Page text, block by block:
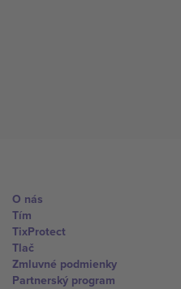
O nás
Tím
TixProtect
Tlač
Zmluvné podmienky
Partnerský program